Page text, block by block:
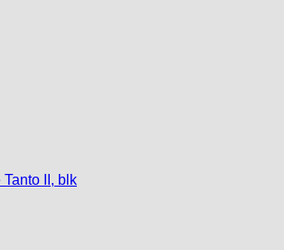
II, blk